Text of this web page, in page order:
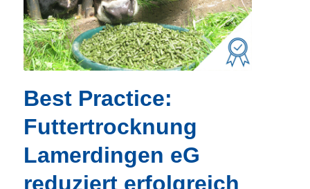
Best Practice:
Futtertrocknung
Lamerdingen eG
reduziert erfolgreich